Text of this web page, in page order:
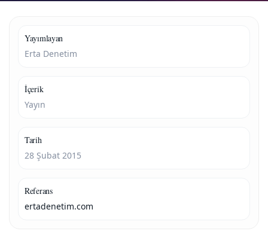
Yayımlayan
Erta Denetim
İçerik
Yayın
Tarih
28 Şubat 2015
Referans
ertadenetim.com